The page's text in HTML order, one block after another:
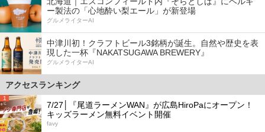
ー製法の「心地酔い梨エール」が新登場
グルメライターAI
中津川初！クラフトビール3銘柄が誕生。自然や歴史を表
現した一杯『NAKATSUGAWA BREWERY』
グルメライターAI
アクセスランキング
1
7/27│『尾道ラーメンWAN』が広島HiroPaにオープン！
キッズラーメン無料イベント開催
favy